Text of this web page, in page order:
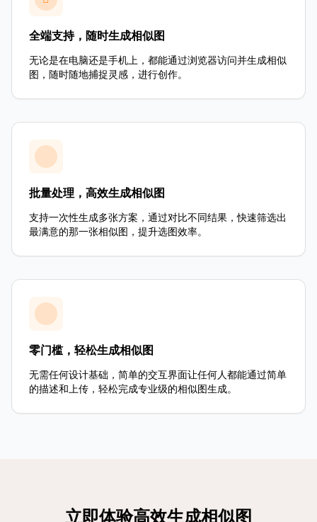
全端支持，随时生成相似图
无论是在电脑还是手机上，都能通过浏览器访问并生成相似
图，随时随地捕捉灵感，进行创作。
批量处理，高效生成相似图
支持一次性生成多张方案，通过对比不同结果，快速筛选出
最满意的那一张相似图，提升选图效率。
零门槛，轻松生成相似图
无需任何设计基础，简单的交互界面让任何人都能通过简单
的描述和上传，轻松完成专业级的相似图生成。
立即体验高效生成相似图